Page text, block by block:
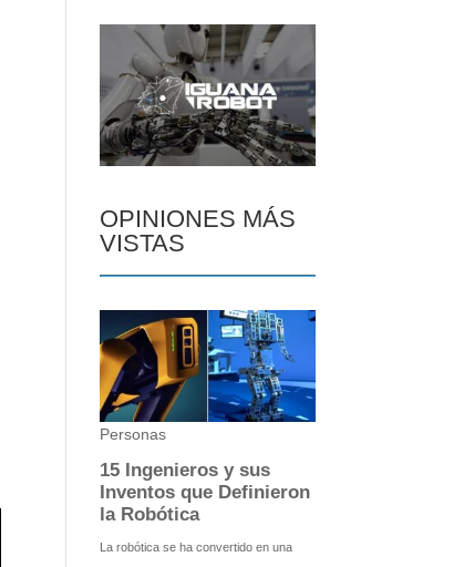
OPINIONES MÁS
VISTAS